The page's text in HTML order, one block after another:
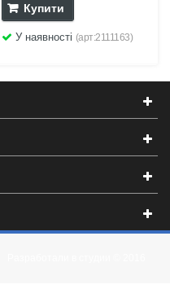
Купити
У наявності (арт:2111163)